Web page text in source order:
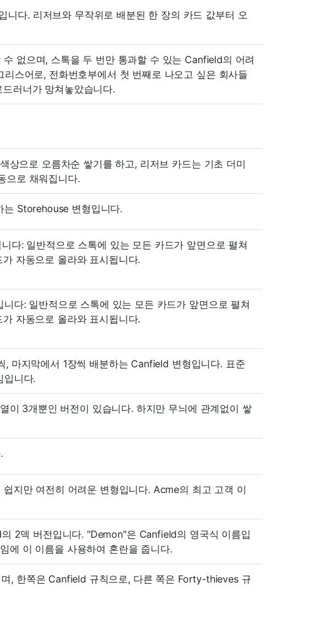
니다. 리저브와 무작위로 배분된 한 장의 카드 값부터 오
없으며, 스톡을 두 번만 통과할 수 있는 Canfield의 어려
스어로, 전화번호부에서 첫 번째로 나오고 싶은 회사들
러너가 망쳐놓았습니다.
상으로 오름차순 쌓기를 하고, 리저브 카드는 기초 더미
으로 채워집니다.
는 Storehouse 변형입니다.
다: 일반적으로 스톡에 있는 모든 카드가 앞면으로 펼쳐
자동으로 올라와 표시됩니다.
다: 일반적으로 스톡에 있는 모든 카드가 앞면으로 펼쳐
자동으로 올라와 표시됩니다.
마지막에서 1장씩 배분하는 Canfield 변형입니다. 표준
입니다.
이 3개뿐인 버전이 있습니다. 하지만 무늬에 관계없이 쌓
지만 여전히 어려운 변형입니다. Acme의 최고 고객 이
2덱 버전입니다. "Demon"은 Canfield의 영국식 이름입
에 이 이름을 사용하여 혼란을 줍니다.
, 한쪽은 Canfield 규칙으로, 다른 쪽은 Forty-thieves 규